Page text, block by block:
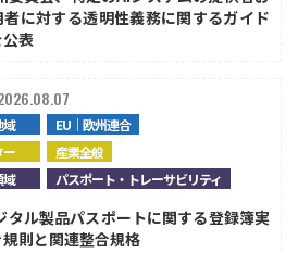
者に対する透明性義務に関するガイド
表
域
EU｜欧州連合
ー
産業全般
域
パスポート・トレーサビリティ
タル製品パスポートに関する登録簿実
則と関連整合規格